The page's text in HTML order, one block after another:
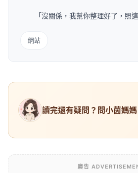
「沒關係，我幫你整理好了，照
網站
讀完還有疑問？問小茵媽
廣告